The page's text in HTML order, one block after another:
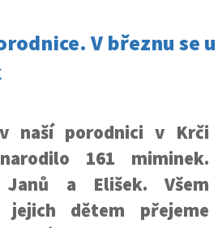
V březnu se
naší porodnici v Krči
161 miminek.
a Elišek. Všem
jejich dětem přejeme